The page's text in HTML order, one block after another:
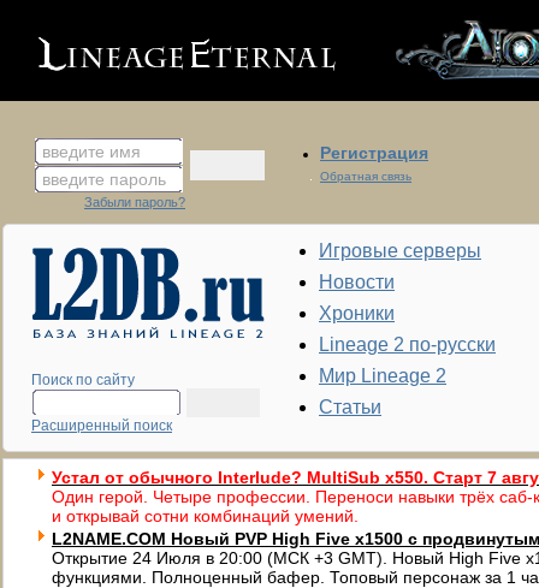
введите имя Регистрация
Обратная связь
введите пароль
Забыли пароль?
Поиск по сайту
Расширенный поиск
Игровые серверы
Новости
Хроники
Lineage 2 по-русски
Мир Lineage 2
Статьи
Устал от обычного Interlude? MultiSub x550. Старт 7
Один герой. Четыре профессии. Переноси навыки трёх саб-
и открывай сотни комбинаций умений.
L2NAME.COM Новый PVP High Five x1500 с
Открытие 24 Июля в 20:00 (МСК +3 GMT). Новый High Five
функциями. Полноценный бафер. Топовый персонаж за 1